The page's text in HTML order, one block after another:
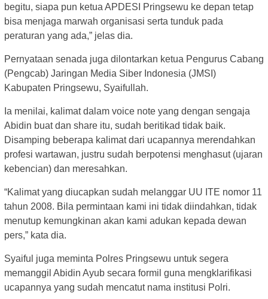
begitu, siapa pun ketua APDESI Pringsewu ke depan tetap
bisa menjaga marwah organisasi serta tunduk pada
peraturan yang ada,” jelas dia.
Pernyataan senada juga dilontarkan ketua Pengurus Cabang
(Pengcab) Jaringan Media Siber Indonesia (JMSI)
Kabupaten Pringsewu, Syaifullah.
Ia menilai, kalimat dalam voice note yang dengan sengaja
Abidin buat dan share itu, sudah beritikad tidak baik.
Disamping beberapa kalimat dari ucapannya merendahkan
profesi wartawan, justru sudah berpotensi menghasut (ujaran
kebencian) dan meresahkan.
“Kalimat yang diucapkan sudah melanggar UU ITE nomor 11
tahun 2008. Bila permintaan kami ini tidak diindahkan, tidak
menutup kemungkinan akan kami adukan kepada dewan
pers,” kata dia.
Syaiful juga meminta Polres Pringsewu untuk segera
memanggil Abidin Ayub secara formil guna mengklarifikasi
ucapannya yang sudah mencatut nama institusi Polri.